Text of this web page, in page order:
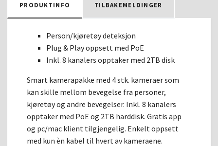
PRODUKTINFO TILBAKEMELDINGER
Person/kjøretøy deteksjon
Plug & Play oppsett med PoE
Inkl. 8 kanalers opptaker med 2TB disk
Smart kamerapakke med 4 stk. kameraer som
kan skille mellom bevegelse fra personer,
kjøretøy og andre bevegelser. Inkl. 8 kanalers
opptaker med PoE og 2TB harddisk. Gratis app
og pc/mac klient tilgjengelig. Enkelt oppsett
med kun èn kabel til hvert av kameraene.